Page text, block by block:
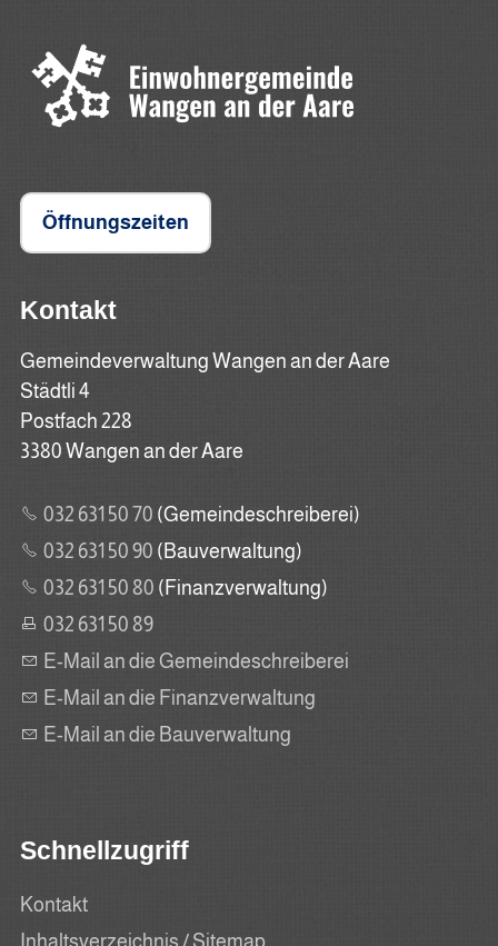
Öffnungszeiten
Kontakt
Gemeindeverwaltung Wangen an der Aare
Städtli 4
Postfach 228
3380 Wangen an der Aare
032 631 50 70 (Gemeindeschreiberei)
032 631 50 90 (Bauverwaltung)
032 631 50 80 (Finanzverwaltung)
032 631 50 89
E-Mail an die Gemeindeschreiberei
E-Mail an die Finanzverwaltung
E-Mail an die Bauverwaltung
Schnellzugriff
Kontakt